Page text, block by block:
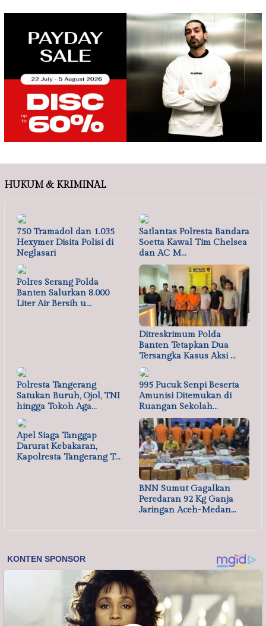
HUKUM & KRIMINAL
750 Tramadol dan 1.035
Hexymer Disita Polisi di
Neglasari
Satlantas Polresta Bandara
Soetta Kawal Tim Chelsea
dan AC M…
Polres Serang Polda
Banten Salurkan 8.000
Liter Air Bersih u…
Ditreskrimum Polda
Banten Tetapkan Dua
Tersangka Kasus Aksi …
Polresta Tangerang
Satukan Buruh, Ojol, TNI
hingga Tokoh Aga…
995 Pucuk Senpi Beserta
Amunisi Ditemukan di
Ruangan Sekolah…
Apel Siaga Tanggap
Darurat Kebakaran,
Kapolresta Tangerang T…
BNN Sumut Gagalkan
Peredaran 92 Kg Ganja
Jaringan Aceh-Medan…